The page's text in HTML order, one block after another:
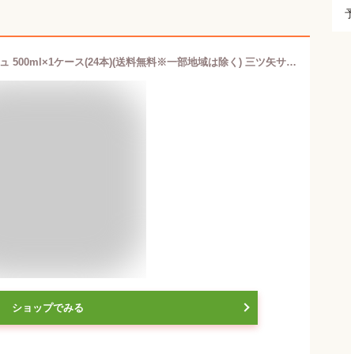
アサヒ飲料 三ツ矢 特濃ピーチスカッシュ 500ml×1ケース(24本)(送料無料※一部地域は除く) 三ツ矢サイダー 炭酸飲料 ピーチ 桃 モモ 爽快な飲み心地 飲む果実体験 濃くて おいしい箱買い まとめ買い ペットボトル
ショップでみる